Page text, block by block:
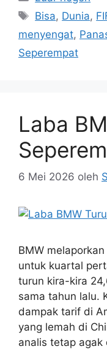
Tag
Bisa, Dunia,
menyengat,
Seperempat
Laba
6 Mei 2026 oleh
BMW
untuk kuartal
turun kira-kira
sama tahun lalu.
dampak tarif di
yang lemah di
analis tetap agak